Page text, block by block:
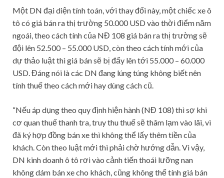
Một DN đại diện tính toán, với thay đổi này, một chiếc xe ô
tô có giá bán ra thị trường 50.000 USD vào thời điểm năm
ngoái, theo cách tính của NĐ 108 giá bán ra thị trường sẽ
đội lên 52.500 – 55.000 USD, còn theo cách tính mới của
dự thảo luật thì giá bán sẽ bị đẩy lên tới 55.000 – 60.000
USD. Đáng nói là các DN đang lúng túng không biết nên
tính thuế theo cách mới hay dùng cách cũ.
“Nếu áp dụng theo quy định hiện hành (NĐ 108) thì sợ khi
cơ quan thuế thanh tra, truy thu thuế sẽ thâm lạm vào lãi, vì
đã ký hợp đồng bán xe thì không thể lấy thêm tiền của
khách. Còn theo luật mới thì phải chờ hướng dẫn. Vì vậy,
DN kinh doanh ô tô rơi vào cảnh tiến thoái lưỡng nan
không dám bán xe cho khách, cũng không thể tính giá bán